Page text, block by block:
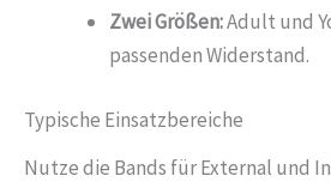
Zwei Größen:Adult und
passenden Widerstand.
Typische Einsatzbereiche
Nutze die Bands für External und